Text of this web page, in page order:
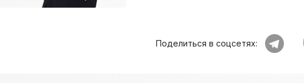
Поделиться в соцсетях: